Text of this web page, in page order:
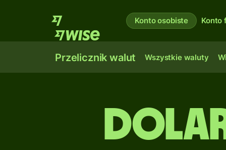
Konto osobiste Konto
Przelicznik walut Wszystkie waluty